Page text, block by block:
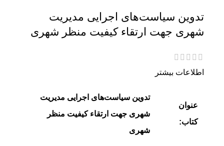
تدوین سیاست‌های اجرایی مدیریت
شهری جهت ارتقاء کیفیت منظر شهری
اطلاعات بیشتر
عنوان
کتاب:
تدوین سیاست‌های اجرایی مدیریت
شهری جهت ارتقاء کیفیت منظر
شهری